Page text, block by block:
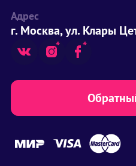
Адрес
г. Москва, ул. Клары